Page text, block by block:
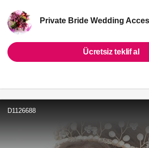
Private Bride Wedding
Ücretsiz teklif al
D1126688